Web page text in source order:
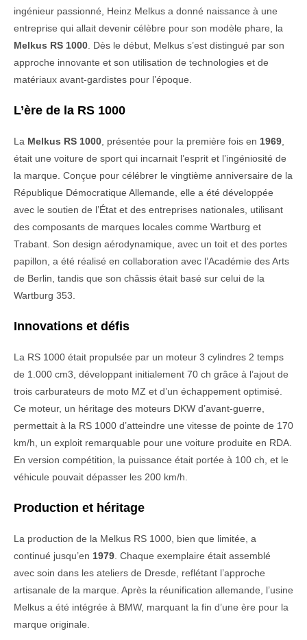
ingénieur passionné, Heinz Melkus a donné naissance à une
entreprise qui allait devenir célèbre pour son modèle phare, la
Melkus RS 1000 . Dès le début, Melkus s’est distingué par son
approche innovante et son utilisation de technologies et de
matériaux avant-gardistes pour l’époque.
L’ère de la RS 1000
La Melkus RS 1000 , présentée pour la première fois en 1969
était une voiture de sport qui incarnait l’esprit et l’ingéniosité de
la marque. Conçue pour célébrer le vingtième anniversaire de la
République Démocratique Allemande, elle a été développée
avec le soutien de l’État et des entreprises nationales, utilisant
des composants de marques locales comme Wartburg et
Trabant. Son design aérodynamique, avec un toit et des portes
papillon, a été réalisé en collaboration avec l’Académie des Arts
de Berlin, tandis que son châssis était basé sur celui de la
Wartburg 353.
Innovations et défis
La RS 1000 était propulsée par un moteur 3 cylindres 2 temps
de 1.000 cm3, développant initialement 70 ch grâce à l’ajout de
trois carburateurs de moto MZ et d’un échappement optimisé.
Ce moteur, un héritage des moteurs DKW d’avant-guerre,
permettait à la RS 1000 d’atteindre une vitesse de pointe de 170
km/h, un exploit remarquable pour une voiture produite en RDA.
En version compétition, la puissance était portée à 100 ch, et le
véhicule pouvait dépasser les 200 km/h.
Production et héritage
La production de la Melkus RS 1000, bien que limitée, a
continué jusqu’en 1979 . Chaque exemplaire était assemblé
avec soin dans les ateliers de Dresde, reflétant l’approche
artisanale de la marque. Après la réunification allemande, l’usine
Melkus a été intégrée à BMW, marquant la fin d’une ère pour la
marque originale.